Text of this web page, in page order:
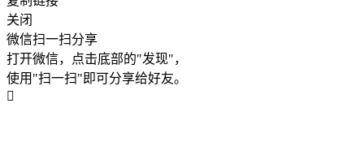
关闭
微信扫一扫分享
打开微信，点击底部的"发现"，
使用"扫一扫"即可分享给好友。